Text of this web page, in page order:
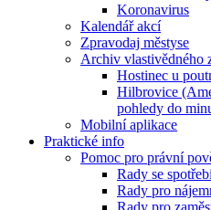
Koronavirus
Kalendář akcí
Zpravodaj městyse
Archiv vlastivědného
Hostinec u
Hilbrovice
pohledy do
Mobilní aplikace
Praktické info
Pomoc pro právní
Rady se
Rady pro
Rady pro